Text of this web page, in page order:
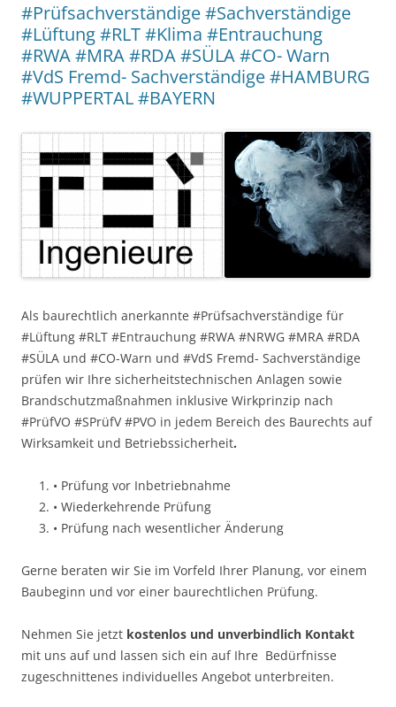
#Prüfsachverständige #Sachverständige
#Lüftung #RLT #Klima #Entrauchung
#RWA #MRA #RDA #SÜLA #CO- Warn
#VdS Fremd- Sachverständige #HAMBURG
#WUPPERTAL #BAYERN
Als baurechtlich anerkannte #Prüfsachverständige für
#Lüftung #RLT #Entrauchung #RWA #NRWG #MRA #RDA
#SÜLA und #CO-Warn und #VdS Fremd- Sachverständige
prüfen wir Ihre sicherheitstechnischen Anlagen sowie
Brandschutzmaßnahmen inklusive Wirkprinzip nach
#PrüfVO #SPrüfV #PVO in jedem Bereich des Baurechts auf
Wirksamkeit und Betriebssicherheit.
• Prüfung vor Inbetriebnahme
• Wiederkehrende Prüfung
• Prüfung nach wesentlicher Änderung
Gerne beraten wir Sie im Vorfeld Ihrer Planung, vor einem
Baubeginn und vor einer baurechtlichen Prüfung.
Nehmen Sie jetzt kostenlos und unverbindlich Kontakt
mit uns auf und lassen sich ein auf Ihre Bedürfnisse
zugeschnittenes individuelles Angebot unterbreiten.